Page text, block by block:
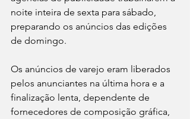
noite inteira de sexta para sábado,
preparando os anúncios das edições
de domingo.
Os anúncios de varejo eram liberados
pelos anunciantes na última hora e a
finalização lenta, dependente de
fornecedores de composição gráfica,